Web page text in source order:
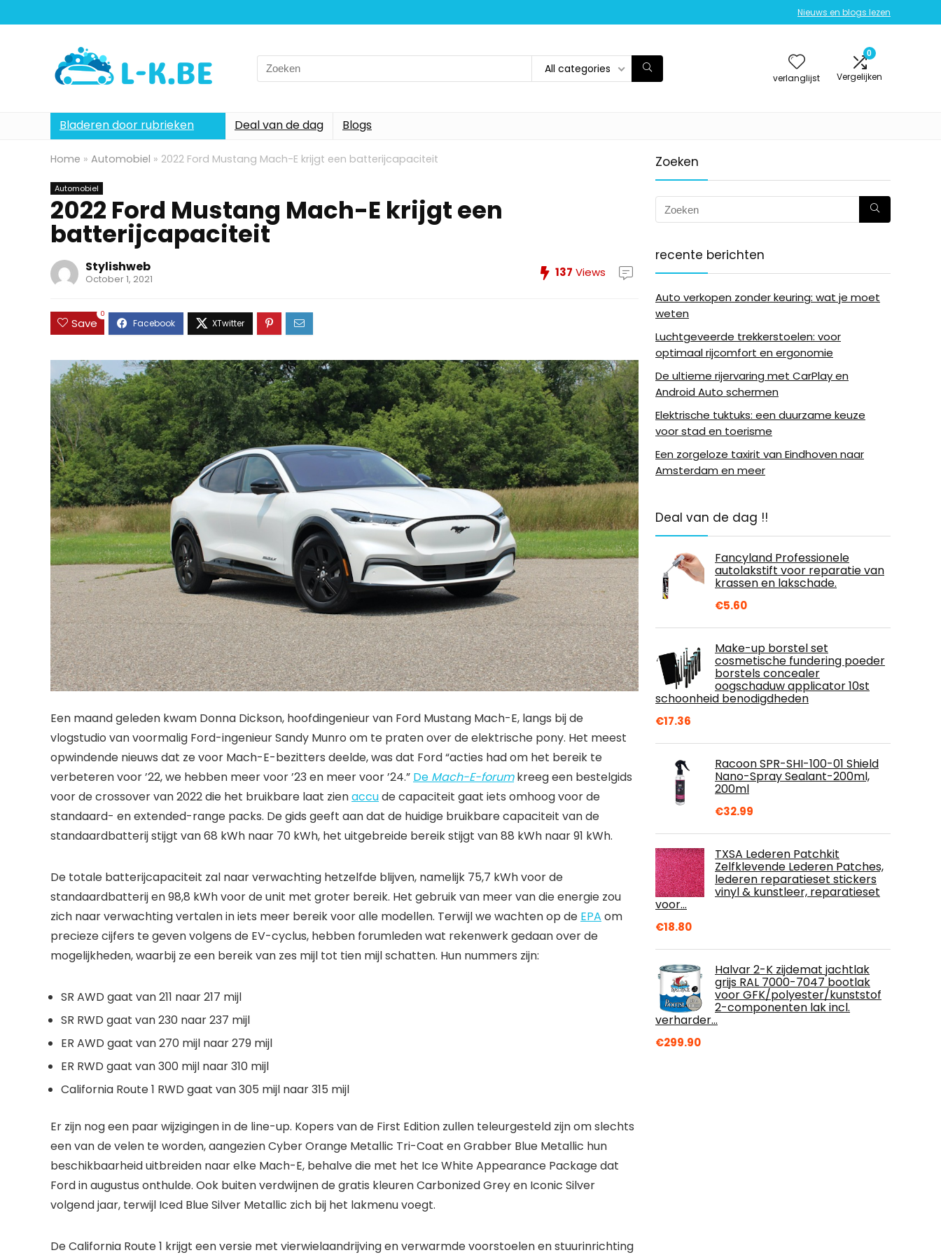
Nieuws en blogs lezen
Search
for:
All categories
verlanglijst
0
Vergelijken
Bladeren door rubrieken Deal van de dag Blogs
Home » Automobiel » 2022 Ford Mustang Mach-E krijgt een batterijcapaciteit
Automobiel
2022 Ford Mustang Mach-E krijgt een
batterijcapaciteit
Stylishweb
October 1, 2021 137 Views
Save
0
Een maand geleden kwam Donna Dickson, hoofdingenieur van Ford Mustang Mach-E, langs bij de
vlogstudio van voormalig Ford-ingenieur Sandy Munro om te praten over de elektrische pony. Het meest
opwindende nieuws dat ze voor Mach-E-bezitters deelde, was dat Ford “acties had om het bereik te
verbeteren voor ’22, we hebben meer voor ’23 en meer voor ’24.” De Mach-E-forumkreeg een bestelgids
voor de crossover van 2022 die het bruikbare laat zienaccude capaciteit gaat iets omhoog voor de
standaard- en extended-range packs. De gids geeft aan dat de huidige bruikbare capaciteit van de
standaardbatterij stijgt van 68 kWh naar 70 kWh, het uitgebreide bereik stijgt van 88 kWh naar 91 kWh.
De totale batterijcapaciteit zal naar verwachting hetzelfde blijven, namelijk 75,7 kWh voor de
standaardbatterij en 98,8 kWh voor de unit met groter bereik. Het gebruik van meer van die energie zou
zich naar verwachting vertalen in iets meer bereik voor alle modellen. Terwijl we wachten op de EPA om
precieze cijfers te geven volgens de EV-cyclus, hebben forumleden wat rekenwerk gedaan over de
mogelijkheden, waarbij ze een bereik van zes mijl tot tien mijl schatten. Hun nummers zijn:
SR AWD gaat van 211 naar 217 mijl
SR RWD gaat van 230 naar 237 mijl
ER AWD gaat van 270 mijl naar 279 mijl
ER RWD gaat van 300 mijl naar 310 mijl
California Route 1 RWD gaat van 305 mijl naar 315 mijl
Er zijn nog een paar wijzigingen in de line-up. Kopers van de First Edition zullen teleurgesteld zijn om slechts
een van de velen te worden, aangezien Cyber ​​Orange Metallic Tri-Coat en Grabber Blue Metallic hun
beschikbaarheid uitbreiden naar elke Mach-E, behalve die met het Ice White Appearance Package dat
Ford in augustus onthulde. Ook buiten verdwijnen de gratis kleuren Carbonized Grey en Iconic Silver
volgend jaar, terwijl Iced Blue Silver Metallic zich bij het lakmenu voegt.
De California Route 1 krijgt een versie met vierwielaandrijving en verwarmde voorstoelen en stuurinrichting
Zoeken
recente berichten
Auto verkopen zonder keuring: wat je moet
weten
Luchtgeveerde trekkerstoelen: voor
optimaal rijcomfort en ergonomie
De ultieme rijervaring met CarPlay en
Android Auto schermen
Elektrische tuktuks: een duurzame keuze
voor stad en toerisme
Een zorgeloze taxirit van Eindhoven naar
Amsterdam en meer
Deal van de dag !!
Fancyland Professionele
autolakstift voor reparatie van
krassen en lakschade.
€5.60
Make-up borstel set
cosmetische fundering poeder
borstels concealer
oogschaduw applicator 10st
schoonheid benodigdheden
€17.36
Racoon SPR-SHI-100-01 Shield
Nano-Spray Sealant-200ml,
200ml
€32.99
TXSA Lederen Patchkit
Zelfklevende Lederen Patches,
lederen reparatieset stickers
vinyl & kunstleer, reparatieset
voor…
€18.80
Halvar 2-K zijdemat jachtlak
grijs RAL 7000-7047 bootlak
voor GFK/polyester/kunststof
2-componenten lak incl.
verharder…
€299.90